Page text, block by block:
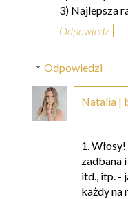
3) Najlepsza
Odpowiedz
Odpowiedzi
Natalia |
1.
zadbana
itd., itp. -
każdy na